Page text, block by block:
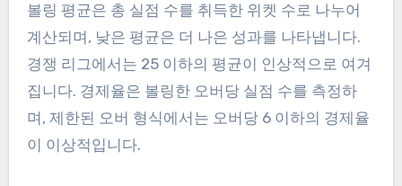
볼링 평균은 총 실점 수를 취득한 위켓 수로 나누어
계산되며, 낮은 평균은 더 나은 성과를 나타냅니다.
경쟁 리그에서는 25 이하의 평균이 인상적으로 여겨
집니다. 경제율은 볼링한 오버당 실점 수를 측정하
며, 제한된 오버 형식에서는 오버당 6 이하의 경제율
이 이상적입니다.